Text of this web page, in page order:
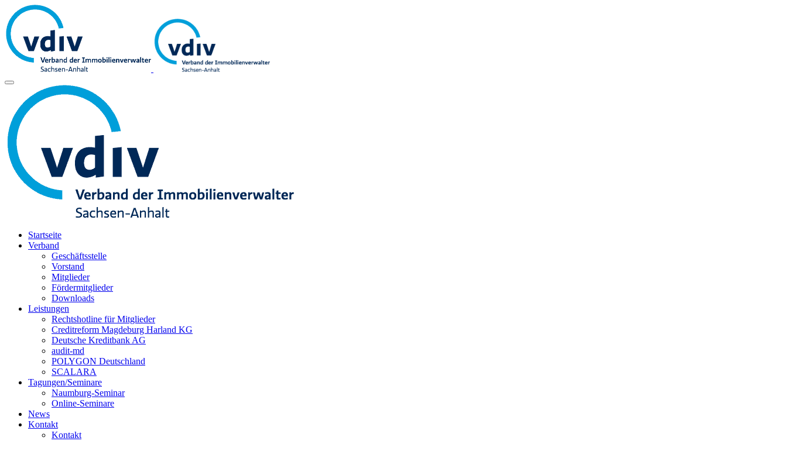
Startseite
Verband
Geschäftsstelle
Vorstand
Mitglieder
Fördermitglieder
Downloads
Leistungen
Rechtshotline für Mitglieder
Creditreform Magdeburg Harland KG
Deutsche Kreditbank AG
audit-md
POLYGON Deutschland
SCALARA
Tagungen/Seminare
Naumburg-Seminar
Online-Seminare
News
Kontakt
Kontakt